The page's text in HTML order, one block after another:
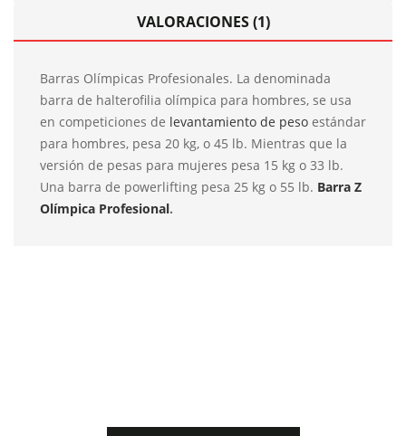
VALORACIONES (1)
Barras Olímpicas Profesionales. La denominada
barra de halterofilia olímpica para hombres, se usa
en competiciones de levantamiento de peso estándar
para hombres, pesa 20 kg, o 45 lb. Mientras que la
versión de pesas para mujeres pesa 15 kg o 33 lb.
Una barra de powerlifting pesa 25 kg o 55 lb. Barra Z
Olímpica Profesional.